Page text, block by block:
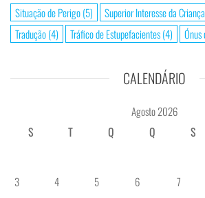
Situação de Perigo(5) Superior Interesse da Criança
Tradução(4) Tráfico de Estupefacientes(4) Ónus
CALENDÁRIO
Agosto 2026
S
T Q Q S
3
4 5 6 7